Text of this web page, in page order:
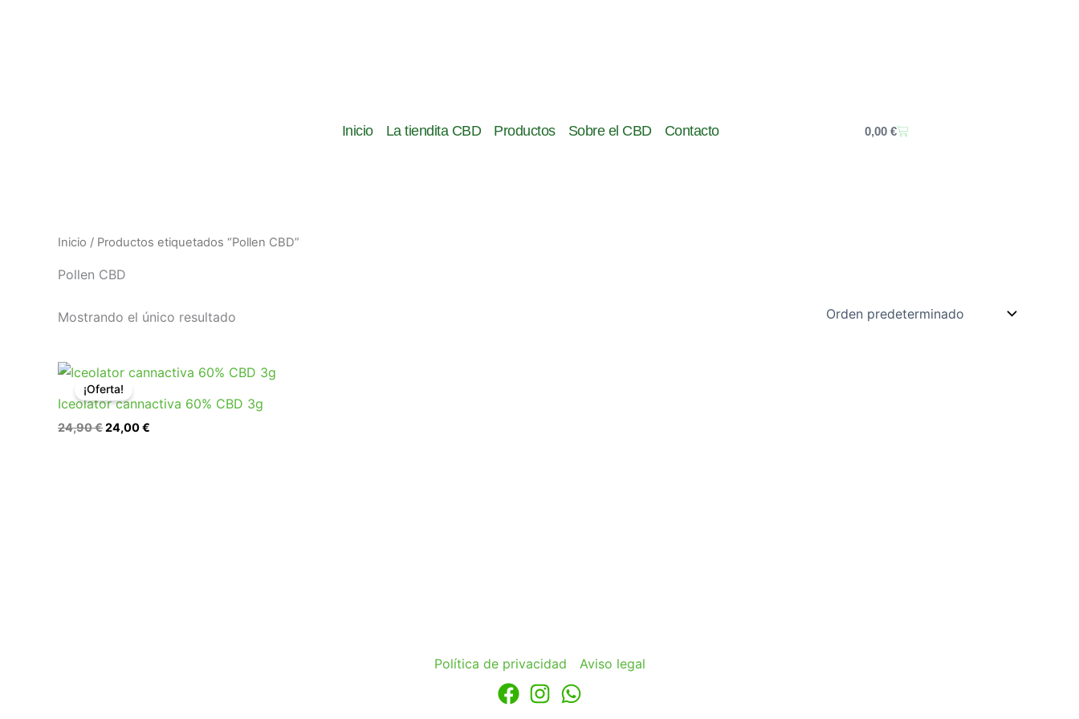
Inicio La tiendita CBD Productos Sobre el CBD Contacto 0,00€Carrito
Inicio / Productos etiquetados “Pollen CBD”
Pollen CBD
Mostrando el único resultado
¡Oferta!
Iceolator cannactiva 60% CBD 3g
24,90€
El
precio
original
era:
24,90 €.
24,00€
El
precio
actual
es:
Política de privacidad Aviso legal